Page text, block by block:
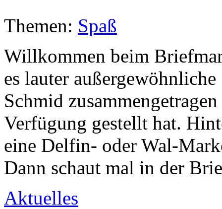
Themen: Spaß
Willkommen beim
es lauter
Schmid
Verfügung gestellt hat.
eine Delfin- oder Wal-
Dann schaut mal in der
Aktuelles